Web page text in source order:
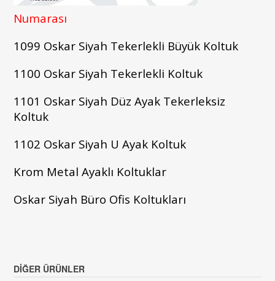
Numarası
1099 Oskar Siyah Tekerlekli Büyük Koltuk
1100 Oskar Siyah Tekerlekli Koltuk
1101 Oskar Siyah Düz Ayak Tekerleksiz
Koltuk
1102 Oskar Siyah U Ayak Koltuk
Krom Metal Ayaklı Koltuklar
Oskar Siyah Büro Ofis Koltukları
DIĞER ÜRÜNLER